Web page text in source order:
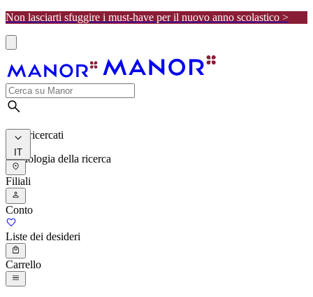
Non lasciarti sfuggire i must-have per il nuovo anno scolastico >
I più ricercati
Cronologia della ricerca
IT
Filiali
Conto
Liste dei desideri
Carrello